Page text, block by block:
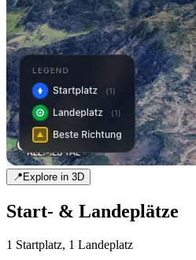
📍Explore in 3D
Start- & Landeplätze
1 Startplatz, 1 Landeplatz